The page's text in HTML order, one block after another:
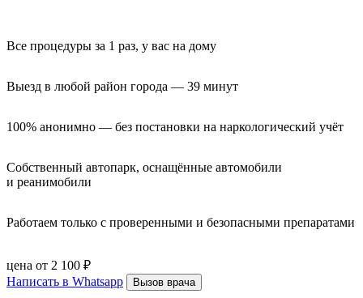
Все процедуры за 1 раз, у вас на дому
Выезд в любой район города — 39 минут
100% анонимно — без постановки на наркологический учёт
Собственный автопарк, оснащённые автомобили
и реанимобили
Работаем только с проверенными и безопасными препаратами
цена от 2 100 ₽
Написать в Whatsapp
Вызов врача